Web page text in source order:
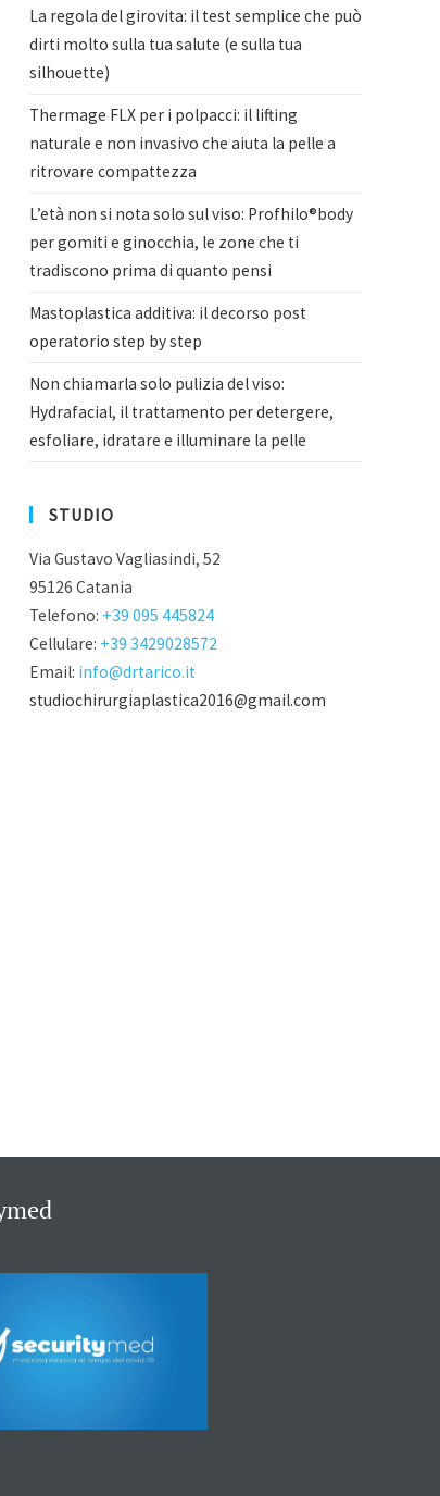
La regola del girovita: il test semplice che può
dirti molto sulla tua salute (e sulla tua
silhouette)
Thermage FLX per i polpacci: il lifting
naturale e non invasivo che aiuta la pelle a
ritrovare compattezza
L’età non si nota solo sul viso: Profhilo®body
per gomiti e ginocchia, le zone che ti
tradiscono prima di quanto pensi
Mastoplastica additiva: il decorso post
operatorio step by step
Non chiamarla solo pulizia del viso:
Hydrafacial, il trattamento per detergere,
esfoliare, idratare e illuminare la pelle
STUDIO
Via Gustavo Vagliasindi, 52
95126 Catania
Telefono: +39 095 445824
Cellulare: +39 3429028572
Email: info@drtarico.it
studiochirurgiaplastica2016@gmail.com